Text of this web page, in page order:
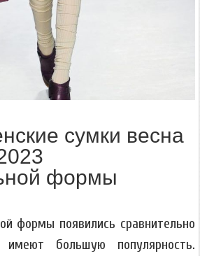
сумки весна
формы
формы появились сравнительно
большую популярность.